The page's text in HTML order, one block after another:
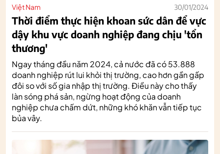
Việt Nam 30/01/2024
Thời điểm thực hiện khoan sức dân để vực
dậy khu vực doanh nghiệp đang chịu 'tổn
thương'
Ngay tháng đầu năm 2024, cả nước đã có 53.888
doanh nghiệp rút lui khỏi thị trường, cao hơn gần gấp
đôi so với số gia nhập thị trường. Điều này cho thấy
làn sóng phá sản, ngừng hoạt động của doanh
nghiệp chưa chấm dứt, những khó khăn vẫn tiếp tục
bủa vây.